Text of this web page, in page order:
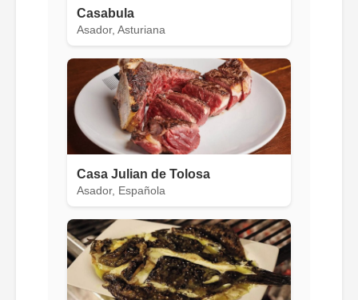
Casabula
Asador, Asturiana
Casa Julian de Tolosa
Asador, Española